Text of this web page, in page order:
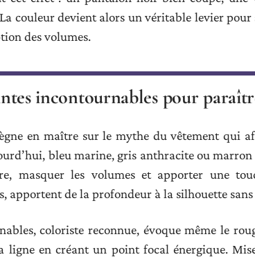
couleur devient alors un véritable levier
des volumes.
incontournables pour
en maître sur le mythe du vêtement qui
bleu marine, gris anthracite ou
masquer les volumes et apporter une
apportent de la profondeur à la silhouette
coloriste reconnue, évoque même le
ligne en créant un point focal énergique.